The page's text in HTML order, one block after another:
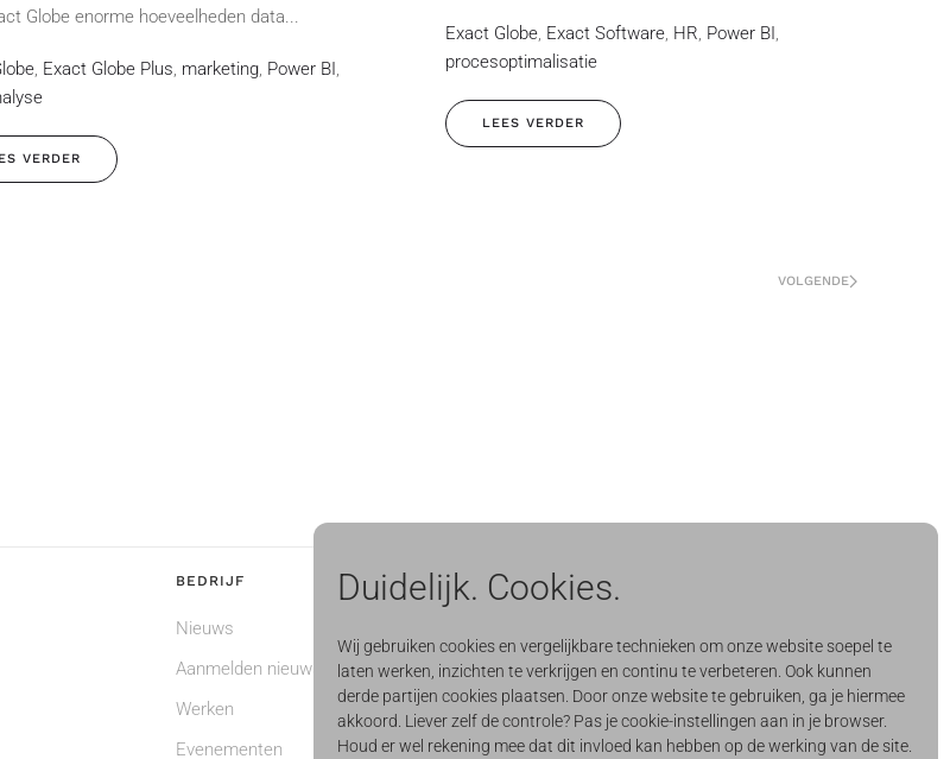
Duidelijk. Cookies.
Wij gebruiken cookies en vergelijkbare technieken om onze website soepel te
laten werken, inzichten te verkrijgen en continu te verbeteren. Ook kunnen
derde partijen cookies plaatsen. Door onze website te gebruiken, ga je hiermee
akkoord. Liever zelf de controle? Pas je cookie-instellingen aan in je browser.
Houd er wel rekening mee dat dit invloed kan hebben op de werking van de site.
Globe enorme hoeveelheden data...
, Exact Globe Plus, marketing, Power BI,
VERDER
Exact Globe, Exact Software, HR, Power BI,
procesoptimalisatie
LEES VERDER
VOLGENDE
BEDRIJF
Nieuws
Aanmelden nieuwsbrief
Werken
Evenementen
CONTACT & SUPPORT
info@quercis.nl
Quercis Support Portal